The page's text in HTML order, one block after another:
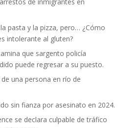
pasta y la pizza, pero… ¿Cómo
intolerante al gluten?
que sargento policía
puede regresar a su puesto.
una persona en río de
sin fianza por asesinato en 2024.
se declara culpable de tráfico